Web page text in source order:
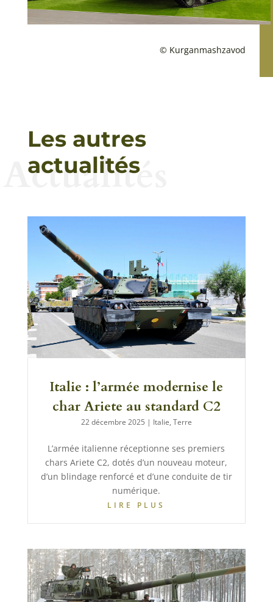
© Kurganmashzavod
Les autres
actualités
Actualités
Italie : l’armée modernise le
char Ariete au standard C2
22 décembre 2025 | Italie, Terre
L’armée italienne réceptionne ses premiers
chars Ariete C2, dotés d’un nouveau moteur,
d’un blindage renforcé et d’une conduite de tir
numérique.
LIRE PLUS